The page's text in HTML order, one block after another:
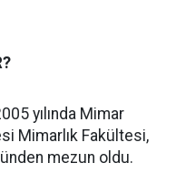
yılında Mimar
Mimarlık Fakültesi,
mezun oldu.